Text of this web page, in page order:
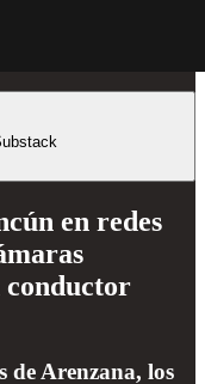
en redes
conductor
de Arenzana, los